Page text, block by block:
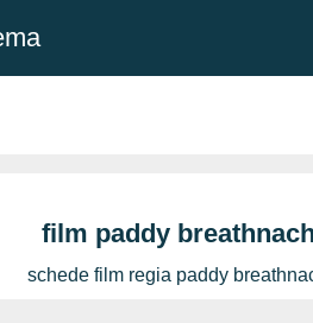
film paddy
schede film regia paddy